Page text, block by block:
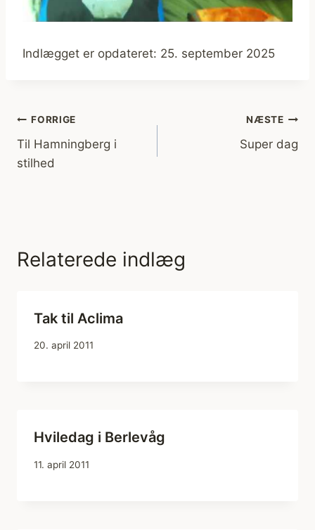
Indlægget er opdateret: 25. september 2025
Indlægsnavigation
FORRIGE
Til Hamningberg i
stilhed
NÆSTE
Super dag
Relaterede indlæg
Tak til Aclima
20. april 2011
Hviledag i Berlevåg
11. april 2011